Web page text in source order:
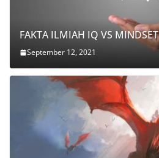
FAKTA ILMIAH IQ VS MINDSET
September 12, 2021